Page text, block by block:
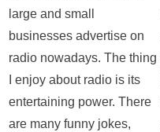
large and small
businesses advertise on
radio nowadays. The thing
I enjoy about radio is its
entertaining power. There
are many funny jokes,